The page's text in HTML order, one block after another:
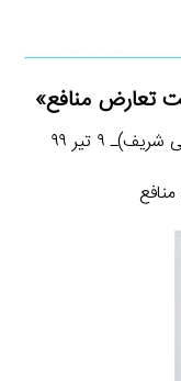
تعارض منافع»
۹ تیر ۹۹